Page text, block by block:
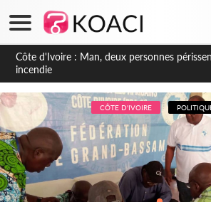
Côte d'Ivoire : Séileu, la célébration de la
transformée en vaste campagne contre les
dépigmentants dangereux
CÔTE D'IVOIRE